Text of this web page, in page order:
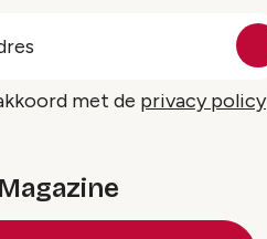
met de privacy policy